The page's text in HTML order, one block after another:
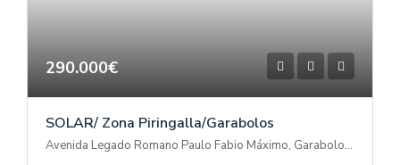
290.000€
SOLAR/ Zona Piringalla/Garabolos
Avenida Legado Romano Paulo Fabio Máximo, Garabolos, Chaos, Lugo, Galicia, 27003, España